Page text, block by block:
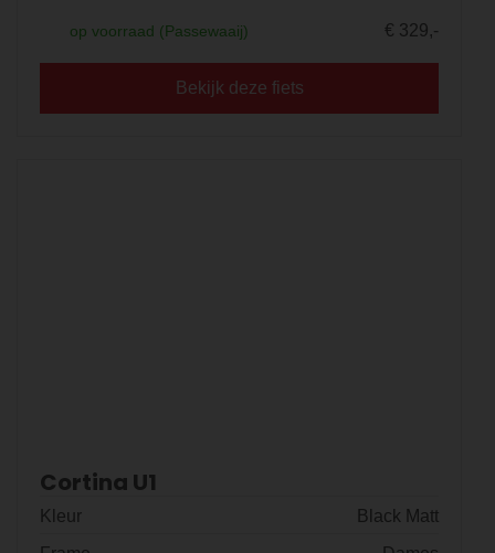
op voorraad (Passewaaij) € 329,-
Bekijk deze fiets
Cortina U1
Kleur
Black Matt